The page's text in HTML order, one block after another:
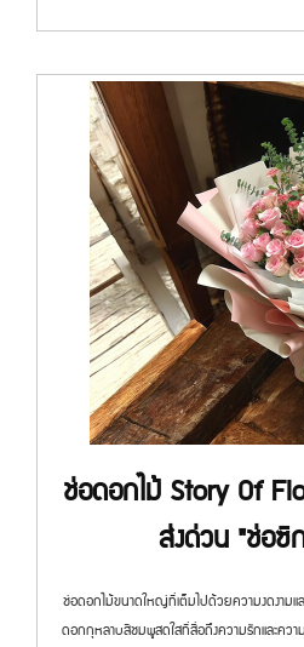
ช่อดอกไม้ Story Of
ส่งด่วน "ช่อซิ
ช่อดอกไม้ขนาดใหญ่ที่เต็มไปด้วยความงดงาม
ดอกกุหลาบสีชมพูสดใสที่สื่อถึงความรักและคว